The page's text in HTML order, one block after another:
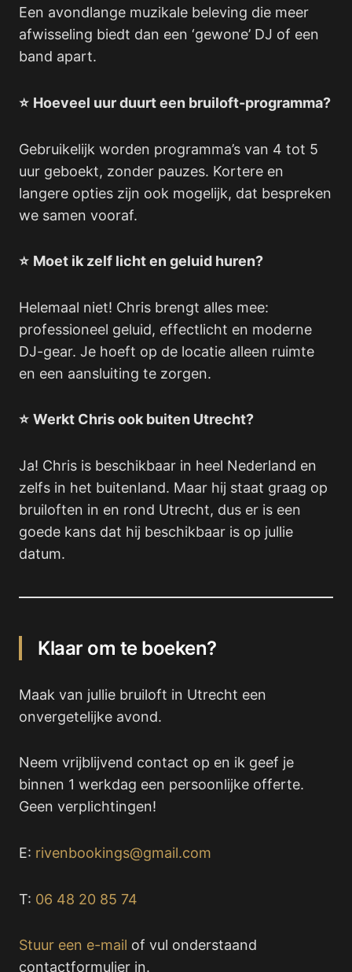
Een avondlange muzikale beleving die meer
afwisseling biedt dan een ‘gewone’ DJ of een
band apart.
⭐ Hoeveel uur duurt een bruiloft-programma?
Gebruikelijk worden programma’s van 4 tot 5
uur geboekt, zonder pauzes. Kortere en
langere opties zijn ook mogelijk, dat bespreken
we samen vooraf.
⭐ Moet ik zelf licht en geluid huren?
Helemaal niet! Chris brengt alles mee:
professioneel geluid, effectlicht en moderne
DJ-gear. Je hoeft op de locatie alleen ruimte
en een aansluiting te zorgen.
⭐ Werkt Chris ook buiten Utrecht?
Ja! Chris is beschikbaar in heel Nederland en
zelfs in het buitenland. Maar hij staat graag op
bruiloften in en rond Utrecht, dus er is een
goede kans dat hij beschikbaar is op jullie
datum.
Klaar om te boeken?
Maak van jullie bruiloft in Utrecht een
onvergetelijke avond.
Neem vrijblijvend contact op en ik geef je
binnen 1 werkdag een persoonlijke offerte.
Geen verplichtingen!
E: rivenbookings@gmail.com
T: 06 48 20 85 74
Stuur een e-mail of vul onderstaand
contactformulier in.